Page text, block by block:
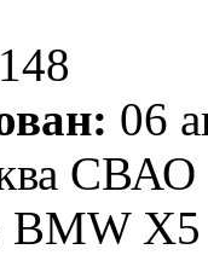
148
06
СВАО
BMW